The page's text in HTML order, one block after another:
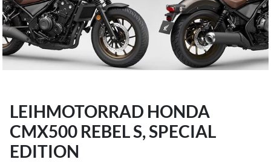
LEIHMOTORRAD HONDA
CMX500 REBEL S, SPECIAL
EDITION